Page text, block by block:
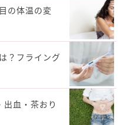
の体温の変
？フライング
血・茶おり